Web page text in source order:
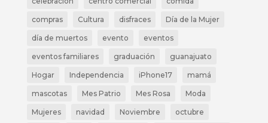
compras Cultura disfraces Día de la Mujer
día de muertos evento eventos
eventos familiares graduación guanajuato
Hogar Independencia iPhone17 mamá
mascotas Mes Patrio Mes Rosa Moda
Mujeres navidad Noviembre octubre